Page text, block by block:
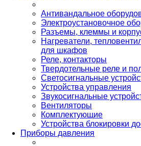
Антивандальное
Электроустановочное
Разъемы, клеммы и
Нагреватели,
для шкафов
Реле, контакторы
Твердотельные реле и
Светосигнальные
Устройства управления
Звукосигнальные
Вентиляторы
Комплектующие
Устройства блокировки
Приборы давления